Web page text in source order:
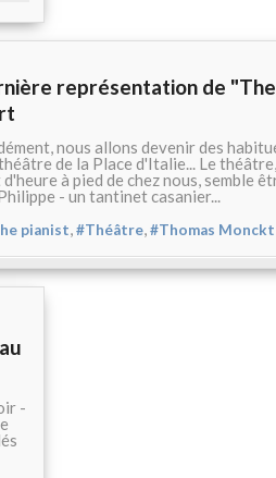
représentation de "The
nous allons devenir des
de la Place d'Italie... Le théâtre,
à pied de chez nous, semble
- un tantinet casanier...
pianist,#Théâtre,#Thomas
-